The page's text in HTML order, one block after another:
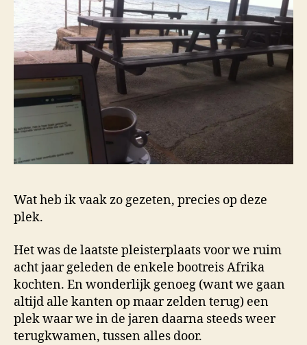
Wat heb ik vaak zo gezeten, precies op deze
plek.
Het was de laatste pleisterplaats voor we ruim
acht jaar geleden de enkele bootreis Afrika
kochten. En wonderlijk genoeg (want we gaan
altijd alle kanten op maar zelden terug) een
plek waar we in de jaren daarna steeds weer
terugkwamen, tussen alles door.